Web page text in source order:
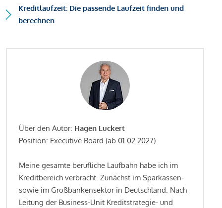
Kreditlaufzeit: Die passende Laufzeit finden und
berechnen
Über den Autor: Hagen Luckert
Position: Executive Board (ab 01.02.2027)
Meine gesamte berufliche Laufbahn habe ich im
Kreditbereich verbracht. Zunächst im Sparkassen-
sowie im Großbankensektor in Deutschland. Nach
Leitung der Business-Unit Kreditstrategie- und